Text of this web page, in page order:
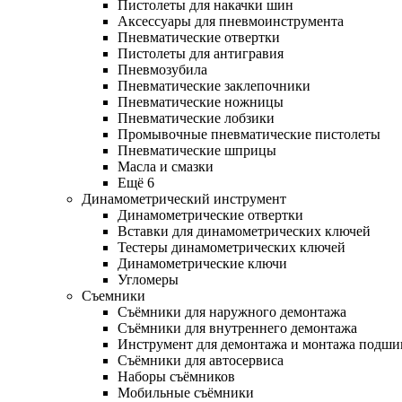
Пистолеты для накачки шин
Аксессуары для пневмоинструмента
Пневматические отвертки
Пистолеты для антигравия
Пневмозубила
Пневматические заклепочники
Пневматические ножницы
Пневматические лобзики
Промывочные пневматические пистолеты
Пневматические шприцы
Масла и смазки
Ещё 6
Динамометрический инструмент
Динамометрические отвертки
Вставки для динамометрических ключей
Тестеры динамометрических ключей
Динамометрические ключи
Угломеры
Съемники
Съёмники для наружного демонтажа
Съёмники для внутреннего демонтажа
Инструмент для демонтажа и монтажа
Съёмники для автосервиса
Наборы съёмников
Мобильные съёмники